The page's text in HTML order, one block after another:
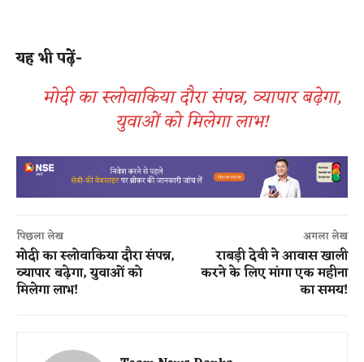
यह भी पढ़ें-
मोदी का स्लोवाकिया दौरा संपन्न, व्यापार बढ़ेगा,
युवाओं को मिलेगा लाभ!
पिछला लेख
मोदी का स्लोवाकिया दौरा संपन्न,
व्यापार बढ़ेगा, युवाओं को
मिलेगा लाभ!
अगला लेख
​राबड़ी देवी ने आवास खाली
करने के लिए मांगा एक महीना
का समय​!